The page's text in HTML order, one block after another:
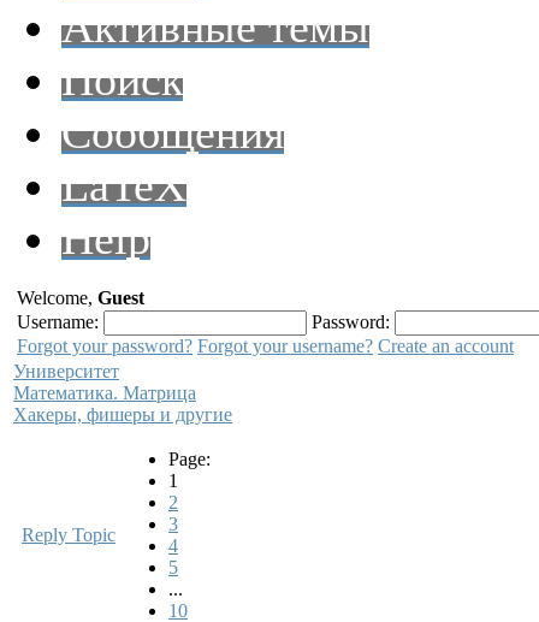
Активные темы
Поиск
Сообщения
LaTeX
Help
Welcome, Guest
Username:
Password:
Forgot your password? Forgot your username? Create an account
Университет
Математика. Матрица
Хакеры, фишеры и другие
Reply Topic
Page:
1
2
3
4
5
...
10